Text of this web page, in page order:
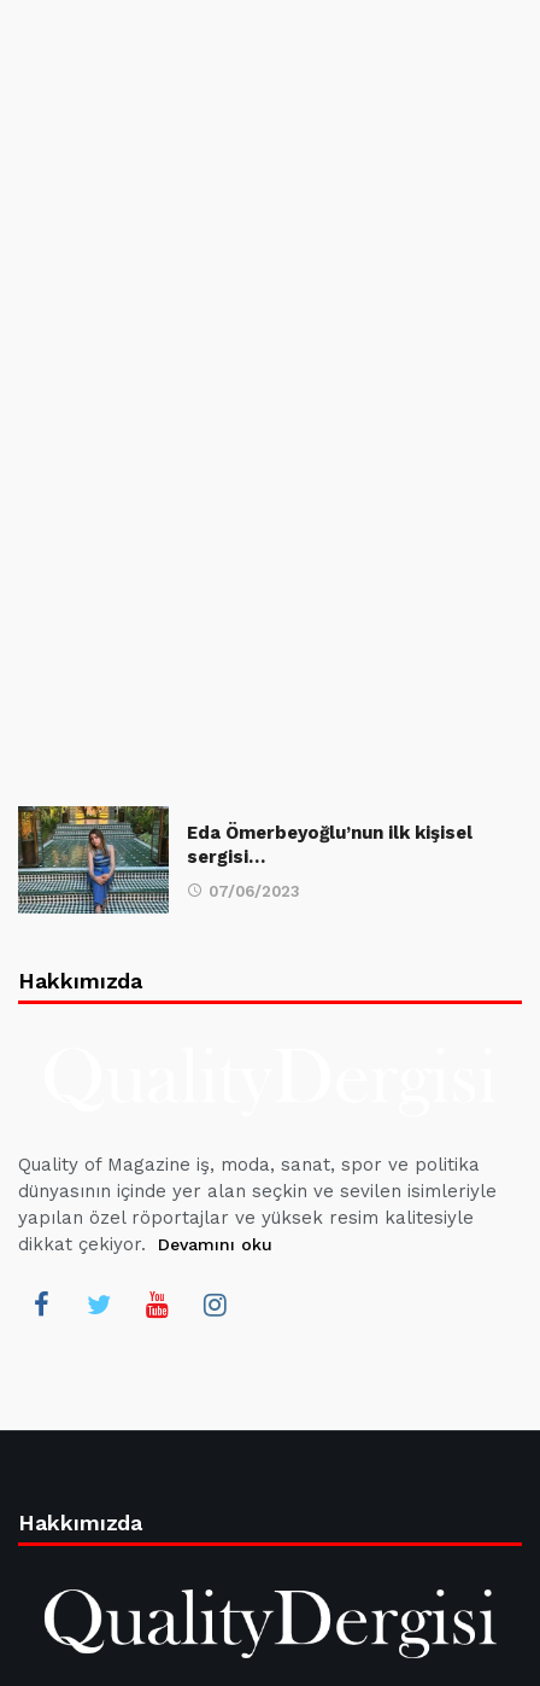
Eda Ömerbeyoğlu’nun ilk kişisel
sergisi…
07/06/2023
Hakkımızda
Quality of Magazine iş, moda, sanat, spor ve politika
dünyasının içinde yer alan seçkin ve sevilen isimleriyle
yapılan özel röportajlar ve yüksek resim kalitesiyle
dikkat çekiyor.
Devamını oku
Hakkımızda